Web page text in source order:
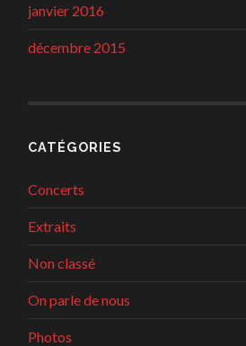
janvier 2016
décembre 2015
CATÉGORIES
Concerts
Extraits
Non classé
On parle de nous
Photos